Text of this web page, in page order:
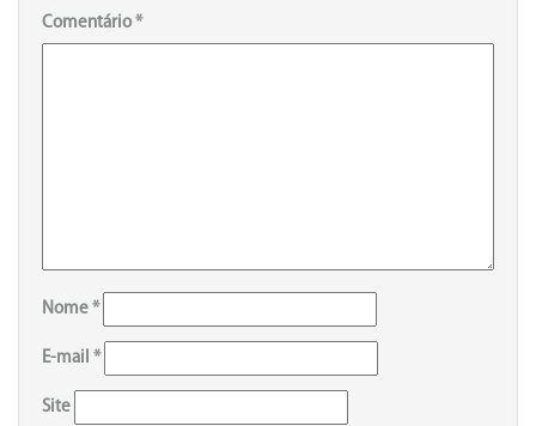
Comentário*
Nome *
E-mail *
Site